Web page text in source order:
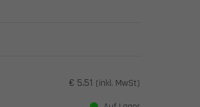
€ 5.51 (inkl. MwSt)